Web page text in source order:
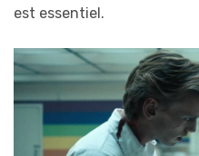
est essentiel.